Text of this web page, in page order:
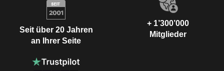
Seit über 20 Jahren
an Ihrer Seite
+ 1’300’000
Mitglieder